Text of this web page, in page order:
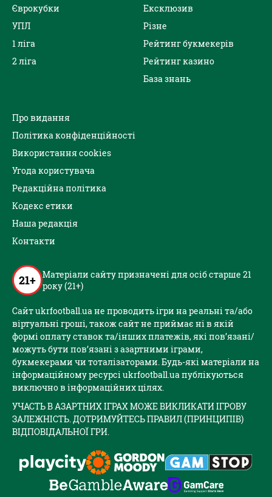
Єврокубки
УПЛ
1 ліга
2 ліга
Ексклюзив
Різне
Рейтинг букмекерів
Рейтинг казино
База знань
Про видання
Політика конфіденційності
Використання cookies
Угода користувача
Редакційна політика
Кодекс етики
Наша редакція
Контакти
21+ Матеріали сайту призначені для осіб старше 21
року (21+)
Сайт ukrfootball.ua не проводить ігри на реальні та/або
віртуальні гроші, також сайт не приймає ні в якій
формі оплату ставок та/інших платежів, які пов’язані/
можуть бути пов’язані з азартними іграми,
букмекерами чи тоталізаторами. Будь-які матеріали на
інформаційному ресурсі ukrfootball.ua публікуються
виключно в інформаційних цілях.
УЧАСТЬ В АЗАРТНИХ ІГРАХ МОЖЕ ВИКЛИКАТИ ІГРОВУ
ЗАЛЕЖНІСТЬ. ДОТРИМУЙТЕСЬ ПРАВИЛ (ПРИНЦИПІВ)
ВІДПОВІДАЛЬНОЇ ГРИ.